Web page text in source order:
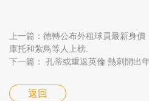
上一篇：德轉公布外租球員最新身
庫托和紮鳥等人上榜.
下一篇： 孔蒂或重返英倫 熱刺開出
返回